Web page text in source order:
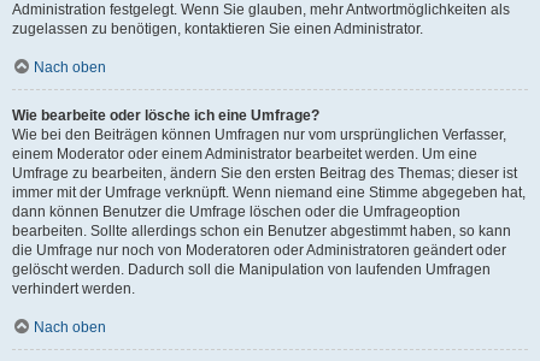
Administration festgelegt. Wenn Sie glauben, mehr Antwortmöglichkeiten als
zugelassen zu benötigen, kontaktieren Sie einen Administrator.
Nach oben
Wie bearbeite oder lösche ich eine Umfrage?
Wie bei den Beiträgen können Umfragen nur vom ursprünglichen Verfasser,
einem Moderator oder einem Administrator bearbeitet werden. Um eine
Umfrage zu bearbeiten, ändern Sie den ersten Beitrag des Themas; dieser ist
immer mit der Umfrage verknüpft. Wenn niemand eine Stimme abgegeben hat,
dann können Benutzer die Umfrage löschen oder die Umfrageoption
bearbeiten. Sollte allerdings schon ein Benutzer abgestimmt haben, so kann
die Umfrage nur noch von Moderatoren oder Administratoren geändert oder
gelöscht werden. Dadurch soll die Manipulation von laufenden Umfragen
verhindert werden.
Nach oben